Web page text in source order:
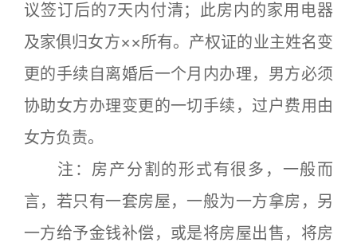
议签订后的7天内付清；此房内的家用电器
及家俱归女方××所有。产权证的业主姓名变
更的手续自离婚后一个月内办理，男方必须
协助女方办理变更的一切手续，过户费用由
女方负责。
注：房产分割的形式有很多，一般而
言，若只有一套房屋，一般为一方拿房，另
一方给予金钱补偿，或是将房屋出售，将房